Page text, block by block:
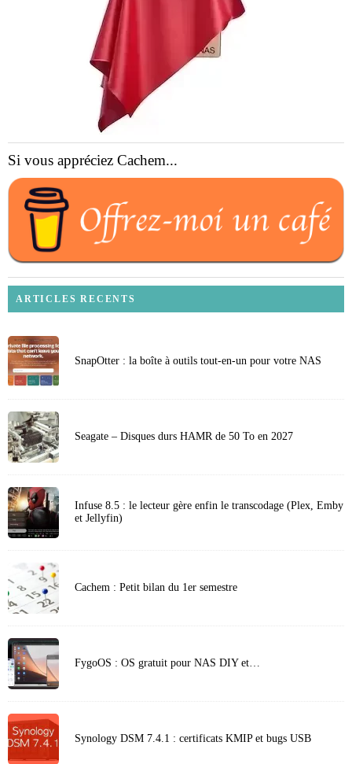
Si vous appréciez Cachem...
ARTICLES RECENTS
SnapOtter : la boîte à outils tout-en-un pour votre NAS
Seagate – Disques durs HAMR de 50 To en 2027
Infuse 8.5 : le lecteur gère enfin le transcodage (Plex, Emby
et Jellyfin)
Cachem : Petit bilan du 1er semestre
FygoOS : OS gratuit pour NAS DIY et…
Synology DSM 7.4.1 : certificats KMIP et bugs USB